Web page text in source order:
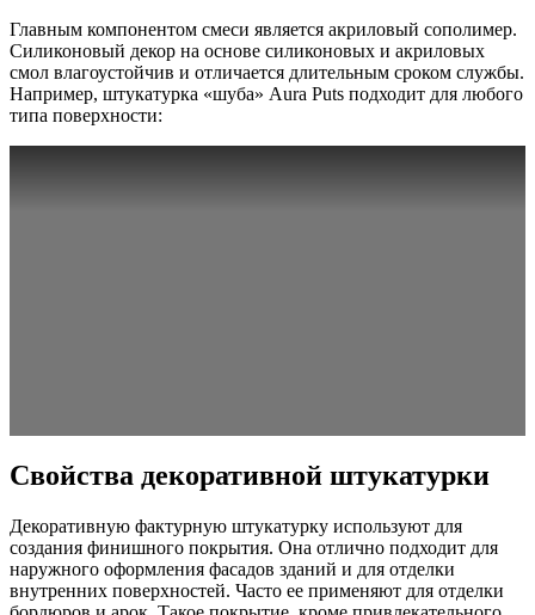
Главным компонентом смеси является акриловый сополимер.
Силиконовый декор на основе силиконовых и акриловых
смол влагоустойчив и отличается длительным сроком службы.
Например, штукатурка «шуба» Aura Puts подходит для любого
типа поверхности:
Свойства декоративной штукатурки
Декоративную фактурную штукатурку используют для
создания финишного покрытия. Она отлично подходит для
наружного оформления фасадов зданий и для отделки
внутренних поверхностей. Часто ее применяют для отделки